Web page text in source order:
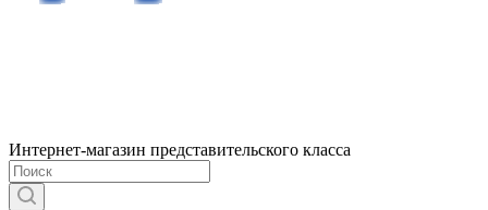
Интернет-магазин представительского класса